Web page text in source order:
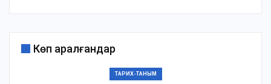
Көп қаралғандар
ТАРИХ-ТАНЫМ